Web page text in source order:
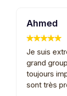
Ahmed
Je suis
grand
toujours
sont très